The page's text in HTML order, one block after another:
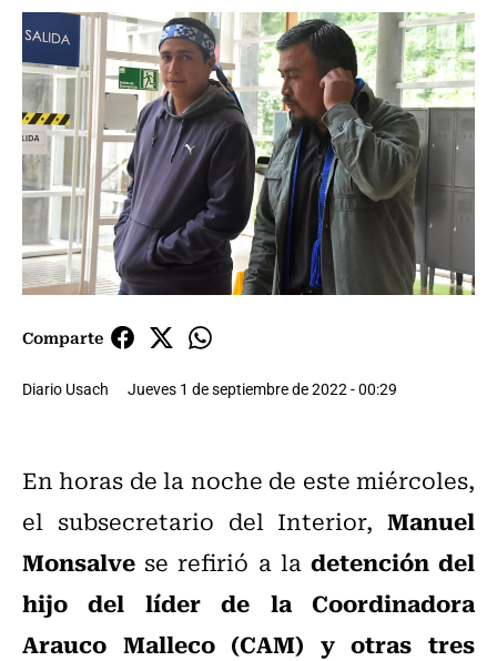
Comparte
Diario Usach Jueves 1 de septiembre de 2022 - 00:29
En horas de la noche de este miércoles,
el subsecretario del Interior, Manuel
Monsalve se refirió a la detención del
hijo del líder de la Coordinadora
Arauco Malleco (CAM) y otras tres